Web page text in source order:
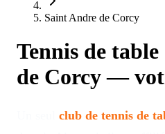
Saint Andre de Corcy
Tennis de table
de Corcy—
club de tennis de